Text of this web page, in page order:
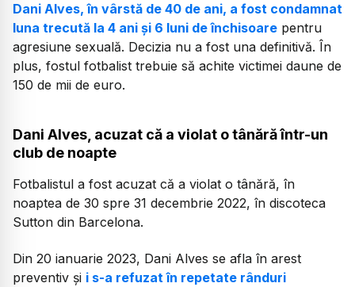
Dani Alves, în vârstă de 40 de ani, a fost condamnat
luna trecută la 4 ani și 6 luni de închisoare pentru
agresiune sexuală. Decizia nu a fost una definitivă. În
plus, fostul fotbalist trebuie să achite victimei daune de
150 de mii de euro.
Dani Alves, acuzat că a violat o tânără într-un
club de noapte
Fotbalistul a fost acuzat că a violat o tânără, în
noaptea de 30 spre 31 decembrie 2022, în discoteca
Sutton din Barcelona.
Din 20 ianuarie 2023, Dani Alves se afla în arest
preventiv și i s-a refuzat în repetate rânduri